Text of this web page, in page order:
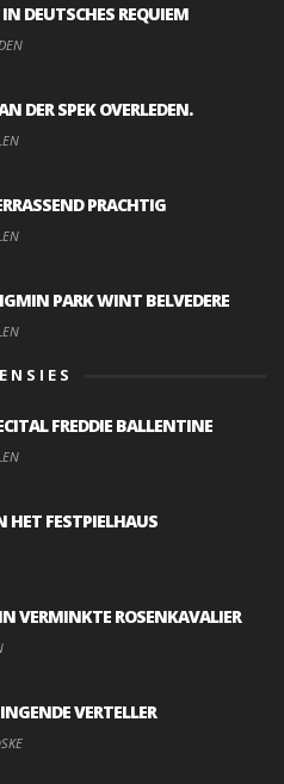
DEUTSCHES REQUIEM
DER SPEK OVERLEDEN.
PRACHTIG
PARK WINT BELVEDERE
FREDDIE BALLENTINE
HET FESTPIELHAUS
VERMINKTE ROSENKAVALIER
VERTELLER